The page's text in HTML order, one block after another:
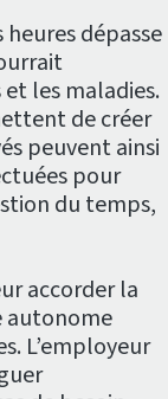
dépasse
les maladies.
de créer
peuvent ainsi
pour
du temps,
accorder la
autonome
L’employeur